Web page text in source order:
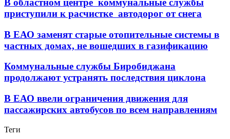
В областном центре коммунальные службы
приступили к расчистке автодорог от снега
В ЕАО заменят старые отопительные системы в
частных домах, не вошедших в газификацию
Коммунальные службы Биробиджана
продолжают устранять последствия циклона
В ЕАО ввели ограничения движения для
пассажирских автобусов по всем направлениям
Теги